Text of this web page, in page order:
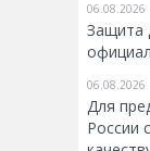
06.08.2026
Защита
06.08.2026
Для
России